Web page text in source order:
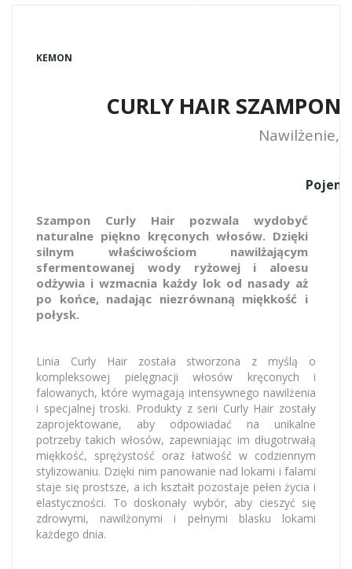
KEMON
CURLY HAIR
Nawilżenie,
Szampon Curly Hair pozwala wydobyć
naturalne piękno kręconych włosów. Dzięki
silnym właściwościom nawilżającym
sfermentowanej wody ryżowej i aloesu
odżywia i wzmacnia każdy lok od nasady aż
po końce, nadając niezrównaną miękkość i
połysk.
Linia Curly Hair została stworzona z myślą o
kompleksowej pielęgnacji włosów kręconych i
falowanych, które wymagają intensywnego nawilżenia
i specjalnej troski. Produkty z serii Curly Hair zostały
zaprojektowane, aby odpowiadać na unikalne
potrzeby takich włosów, zapewniając im długotrwałą
miękkość, sprężystość oraz łatwość w codziennym
stylizowaniu. Dzięki nim panowanie nad lokami i falami
staje się prostsze, a ich kształt pozostaje pełen życia i
elastyczności. To doskonały wybór, aby cieszyć się
zdrowymi, nawilżonymi i pełnymi blasku lokami
każdego dnia.